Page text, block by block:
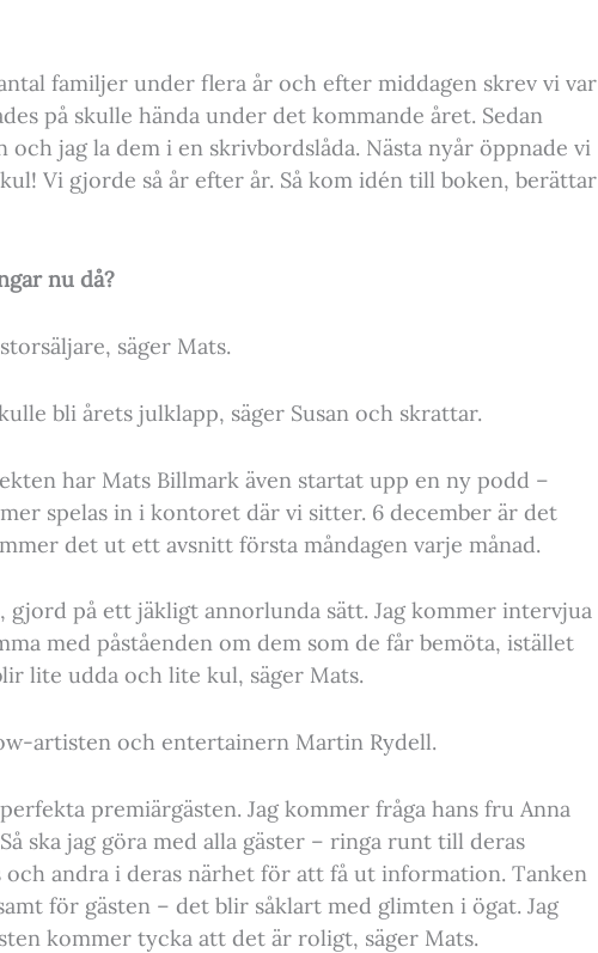
familjer under flera år och efter middagen skrev vi var
på skulle hända under det kommande året. Sedan
jag la dem i en skrivbordslåda. Nästa nyår öppnade vi
Vi gjorde så år efter år. Så kom idén till boken, berättar
nu då?
säger Mats.
bli årets julklapp, säger Susan och skrattar.
har Mats Billmark även startat upp en ny podd –
spelas in i kontoret där vi sitter. 6 december är det
det ut ett avsnitt första måndagen varje månad.
gjord på ett jäkligt annorlunda sätt. Jag kommer intervjua
med påståenden om dem som de får bemöta, istället
lite udda och lite kul, säger Mats.
artisten och entertainern Martin Rydell.
premiärgästen. Jag kommer fråga hans fru Anna
ska jag göra med alla gäster – ringa runt till deras
andra i deras närhet för att få ut information. Tanken
för gästen – det blir såklart med glimten i ögat. Jag
kommer tycka att det är roligt, säger Mats.